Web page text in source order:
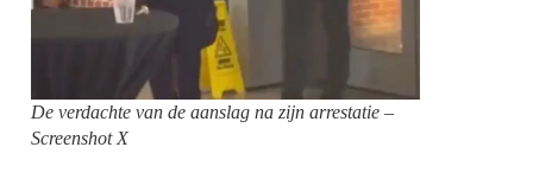
De verdachte van de aanslag na zijn arrestatie –
Screenshot X